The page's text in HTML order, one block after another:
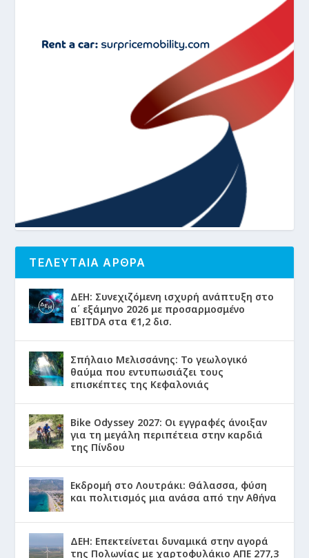
ΤΕΛΕΥΤΑΙΑ ΑΡΘΡΑ
ΔΕΗ: Συνεχιζόμενη ισχυρή ανάπτυξη στο
α΄ εξάμηνο 2026 με προσαρμοσμένο
EBITDA στα €1,2 δισ.
Σπήλαιο Μελισσάνης: Το γεωλογικό
θαύμα που εντυπωσιάζει τους
επισκέπτες της Κεφαλονιάς
Bike Odyssey 2027: Οι εγγραφές άνοιξαν
για τη μεγάλη περιπέτεια στην καρδιά
της Πίνδου
Εκδρομή στο Λουτράκι: Θάλασσα, φύση
και πολιτισμός μια ανάσα από την Αθήνα
ΔΕΗ: Επεκτείνεται δυναμικά στην αγορά
της Πολωνίας με χαρτοφυλάκιο ΑΠΕ 277,3